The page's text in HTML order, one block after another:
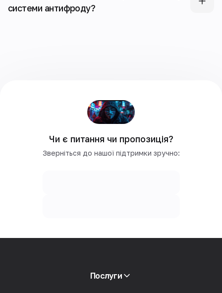
системи антифроду?
Чи є питання чи пропозиція?
Зверніться до нашої підтримки зручно:
Послуги